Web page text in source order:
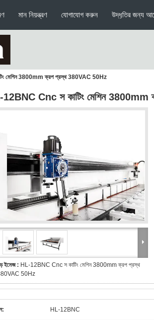
মান নিয়ন্ত্রণ যোগাযোগ করুন উদ্ধৃতির জন্য
মেশিন 3800mm ক্রপ প্রস্থ 380VAC 50Hz
12BNC Cnc স কাটিং মেশিন
ইমেজ : HL-12BNC Cnc স কাটিং মেশিন 3800mm ক্রপ প্রস্থ
50Hz
HL-12BNC